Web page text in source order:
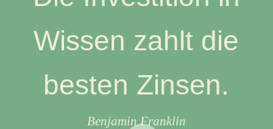
Wissen zahlt die
besten Zinsen.
Benjamin Franklin